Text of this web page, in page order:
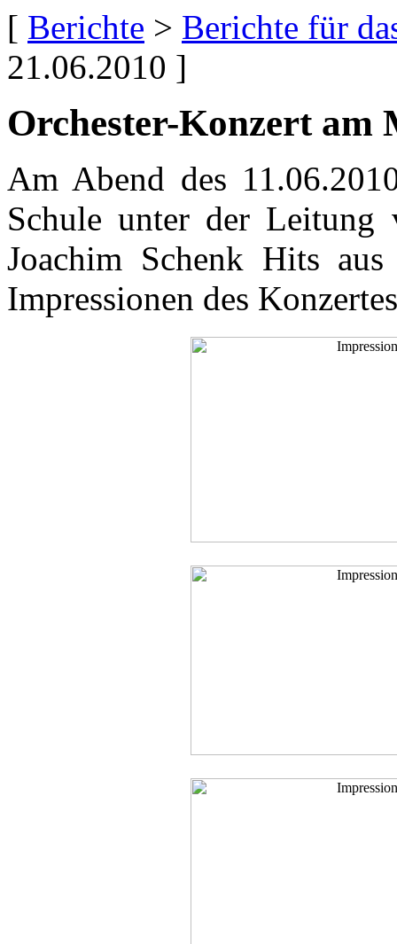
[ Berichte > Berichte für
21.06.2010 ]
Orchester-Konzert am
Am Abend des
Schule unter der
Joachim Schenk Hits
Impressionen des